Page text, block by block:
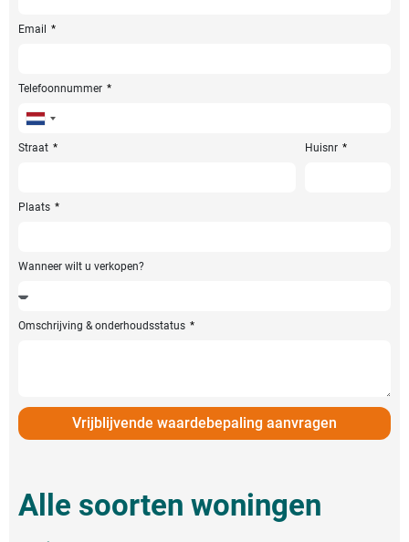
Email
Telefoonnummer
Netherlands
+31
Straat Huisnr
Plaats
Wanneer wilt u verkopen?
Omschrijving & onderhoudsstatus
Vrijblijvende waardebepaling aanvragen
Alle soorten woningen